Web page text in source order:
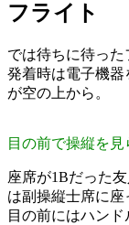
フライト
では待ちに待った
発着時は電子機
が空の上から。
目の前で操縦を見
座席が1Bだった
は副操縦士席に座
目の前にはハン